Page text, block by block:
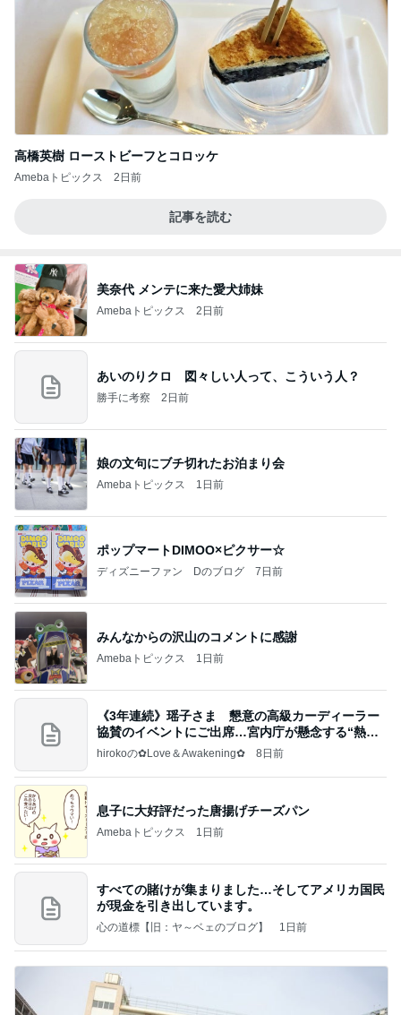
高橋英樹 ローストビーフとコロッケ
Amebaトピックス 2日前
記事を読む
美奈代 メンテに来た愛犬姉妹
Amebaトピックス 2日前
あいのりクロ 図々しい人って、こういう人？
勝手に考察 2日前
娘の文句にブチ切れたお泊まり会
Amebaトピックス 1日前
ポップマートDIMOO×ピクサー☆
ディズニーファン Dのブログ 7日前
みんなからの沢山のコメントに感謝
Amebaトピックス 1日前
《3年連続》瑶子さま 懇意の高級カーディーラー
協賛のイベントにご出席…宮内庁が懸念する“熱心
すぎ
hirokoの✿Love＆Awakening✿ 8日前
息子に大好評だった唐揚げチーズパン
Amebaトピックス 1日前
すべての賭けが集まりました…そしてアメリカ国民
が現金を引き出しています。
心の道標【旧：ヤ～ベェのブログ】 1日前